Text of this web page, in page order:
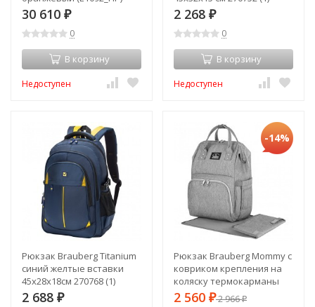
30 610 ₽
0
В корзину
Недоступен
(88840)
2 268 ₽
0
В корзину
Недоступен
Рюкзак Brauberg Titanium
синий желтые вставки
45х28х18см 270768 (1)
(88853)
2 688 ₽
-14%
Рюкзак Brauberg Mommy с
ковриком крепления на
коляску термокарманы
40x26x17 см 270819 (1)
2 560 ₽2 966₽